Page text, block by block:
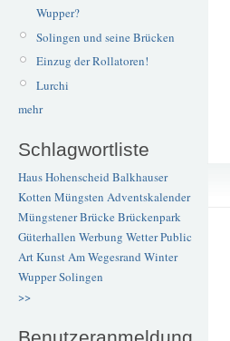
Wupper?
Solingen und seine Brücken
Einzug der Rollatoren!
Lurchi
mehr
Schlagwortliste
Haus Hohenscheid Balkhauser
Kotten Müngsten Adventskalender
Müngstener BrückeBrückenpark
Güterhallen Werbung WetterPublic
ArtKunstAm Wegesrand Winter
WupperSolingen
>>
Benutzeranmeldung